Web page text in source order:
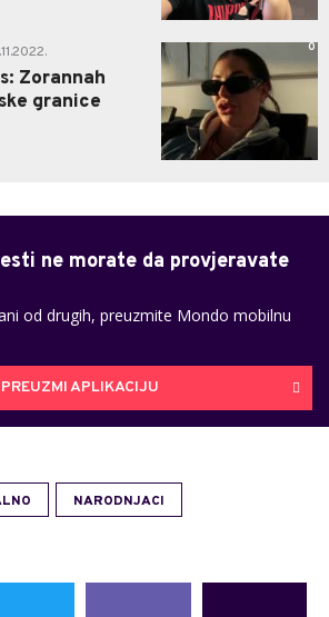
Zorannah
granice
0
ne morate da provjeravate
od drugih, preuzmite Mondo mobilnu
PREUZMI APLIKACIJU
NARODNJACI